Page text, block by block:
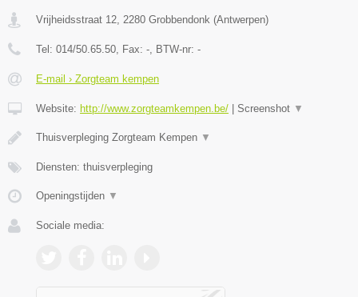
Vrijheidsstraat 12, 2280 Grobbendonk (Antwerpen)
Tel: 014/50.65.50, Fax: -, BTW-nr: -
E-mail › Zorgteam kempen
Website: http://www.zorgteamkempen.be/ Screenshot ▼
Thuisverpleging Zorgteam Kempen ▼
Diensten: thuisverpleging
Openingstijden ▼
Sociale media: